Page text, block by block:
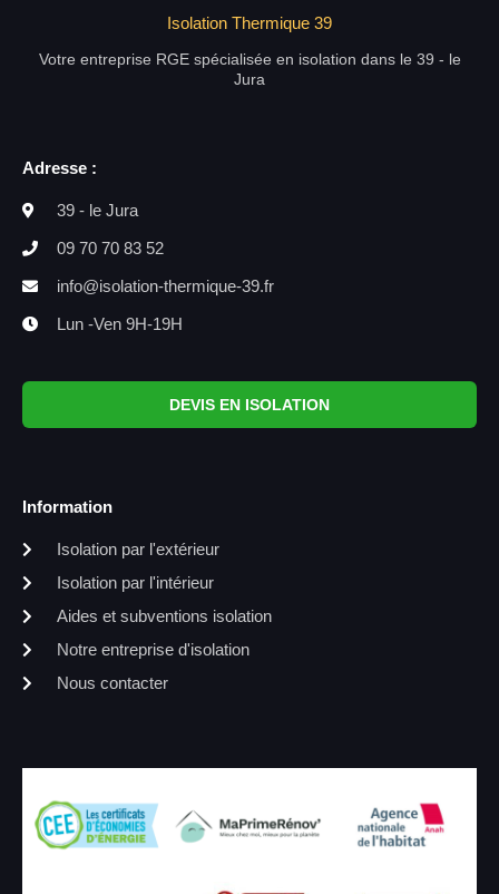
Isolation Thermique 39
Votre entreprise RGE spécialisée en isolation dans le 39 - le
Jura
Adresse :
39 - le Jura
09 70 70 83 52
info@isolation-thermique-39.fr
Lun -Ven 9H-19H
DEVIS EN ISOLATION
Information
Isolation par l'extérieur
Isolation par l'intérieur
Aides et subventions isolation
Notre entreprise d'isolation
Nous contacter